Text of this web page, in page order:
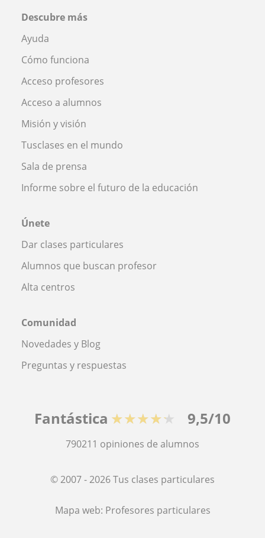
Descubre más
Ayuda
Cómo funciona
Acceso profesores
Acceso a alumnos
Misión y visión
Tusclases en el mundo
Sala de prensa
Informe sobre el futuro de la educación
Únete
Dar clases particulares
Alumnos que buscan profesor
Alta centros
Comunidad
Novedades y Blog
Preguntas y respuestas
Fantástica ★★★★★ 9,5/10
790211 opiniones de alumnos
© 2007 - 2026 Tus clases particulares
Mapa web: Profesores particulares